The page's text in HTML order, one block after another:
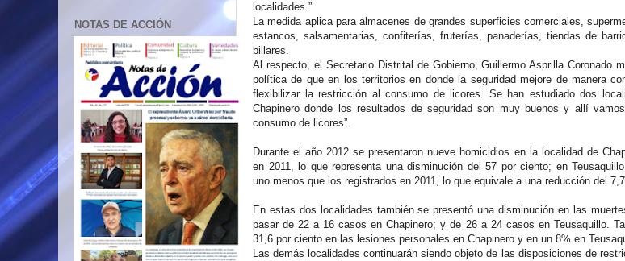
localidades.”
La medida aplica para almacenes de grandes superficies comerciales,
estancos, salsa­mentarias, confiterías, fruterías, panaderías, tiendas de
billares.
Al respecto, el Secretario Distrital de Gobierno, Guillermo Asprilla Coronado
política de que en los territorios en donde la seguridad mejore de manera
flexibilizar la restricción al consumo de licores. Se han estudiado dos
Chapinero donde los resultados de seguridad son muy buenos y allí
consumo de licores”.
Durante el año 2012 se presentaron nueve homicidios en la localidad de
en 2011, lo que representa una disminución del 57 por ciento; en
uno menos que los registrados en 2011, lo que equivale a una reducción del
En estas dos localidades también se presentó una disminución en las
pasar de22 a16 casos en Chapinero; y de 26 a24 casos en Teusaquillo.
31,6 por ciento en las lesiones personales en Chapinero y en un 8% en
Las demás localidades continuaránsiendo objeto de las disposiciones de
NOTAS DE ACCIÓN